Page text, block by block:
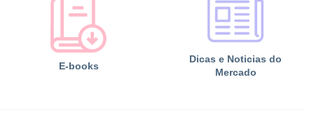
E-books
Dicas e Noticias do
Mercado